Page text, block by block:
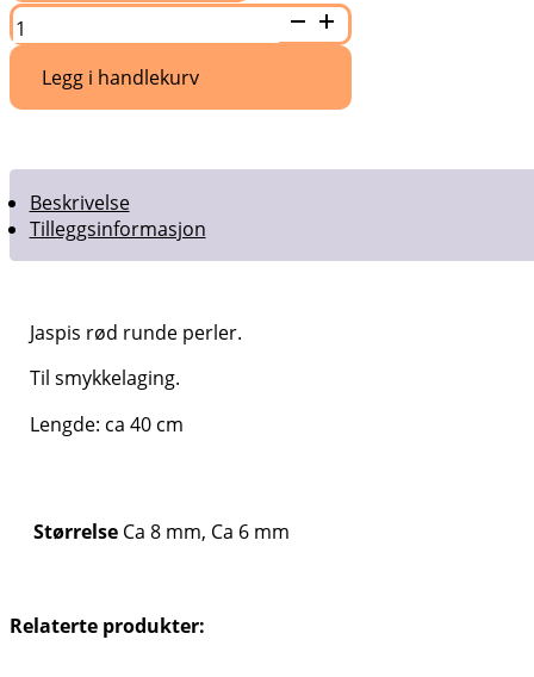
Jaspis
rød
runde
perler
antall
Legg i handlekurv
Beskrivelse
Tilleggsinformasjon
Jaspis rød runde perler.
Til smykkelaging.
Lengde: ca 40 cm
Størrelse Ca 8 mm, Ca 6 mm
Relaterte produkter: